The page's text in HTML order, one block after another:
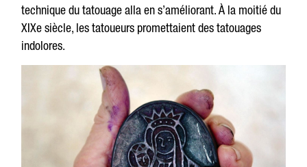
technique du tatouage alla en s’améliorant. À la moitié du
XIXe siècle, les tatoueurs promettaient des tatouages
indolores.